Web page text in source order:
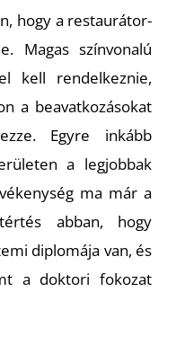
hogy a restaurátor-
Magas színvonalú
kell rendelkeznie,
a beavatkozásokat
Egyre inkább
a legjobbak
ma már a
abban, hogy
diplomája van, és
a doktori fokozat